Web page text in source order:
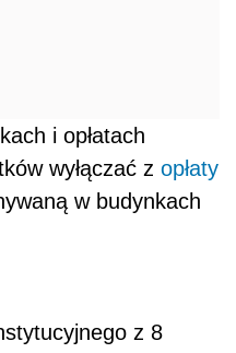
i opłatach
wyłączać z opłaty
w budynkach
z 8